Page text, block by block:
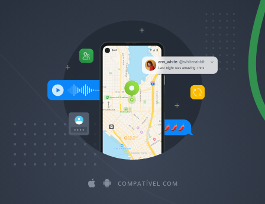
Magyar
Slovenčina
COMPATÍVEL COM